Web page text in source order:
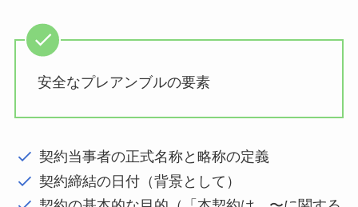
安全なプレアンブルの要素
契約当事者の正式名称と略称の定義
契約締結の日付（背景として）